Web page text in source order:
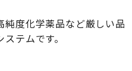
純度化学薬品など厳しい品
テムです。